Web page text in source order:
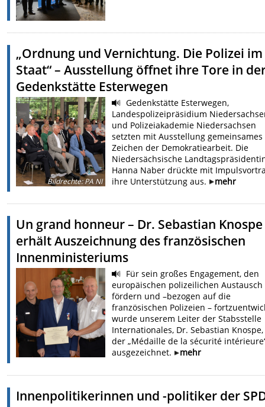
„Ordnung und Vernichtung. Die Polizei im
Staat“ – Ausstellung öffnet ihre Tore in
Gedenkstätte Esterwegen
Bildrechte:PA NI
Gedenkstätte Esterwegen,
Landespolizeipräsidium
und Polizeiakademie Niedersachsen
setzten mit Ausstellung gemeinsames
Zeichen der Demokratiearbeit. Die
Niedersächsische
Hanna Naber drückte mit
ihre Unterstützung aus.
mehr
Un grand honneur – Dr. Sebastian Knospe
erhält Auszeichnung des französischen
Innenministeriums
Für sein großes Engagement, den
europäischen polizeilichen Austausch
fördern und –bezogen auf die
französischen Polizeien –
wurde unserem Leiter der Stabsstelle
Internationales, Dr. Sebastian
der „Médaille de la sécurité
ausgezeichnet.
mehr
Innenpolitikerinnen und -politiker der